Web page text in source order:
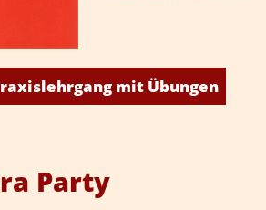
mit Übungen
Party